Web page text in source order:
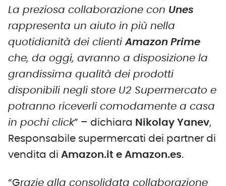
La preziosa collaborazione con Unes
rappresenta un aiuto in più nella
quotidianità dei clientiAmazon Prime
che, da oggi, avranno a disposizione la
grandissima qualità dei prodotti
disponibili negli store U2 Supermercato e
potranno riceverli comodamente a casa
in pochi click” – dichiara Nikolay Yanev,
Responsabile supermercati dei partner di
vendita di Amazon.it e Amazon.es.
“Grazie alla consolidata collaborazione